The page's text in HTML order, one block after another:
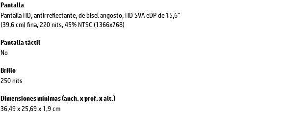
Pantalla
Pantalla HD, antirreflectante, de bisel angosto, HD SVA eDP de 15,6"
(39,6 cm) fina, 220 nits, 45% NTSC (1366x768)
Pantalla táctil
No
Brillo
250 nits
Dimensiones mínimas (anch. x prof. x alt.)
36,49 x 25,69 x 1,9 cm